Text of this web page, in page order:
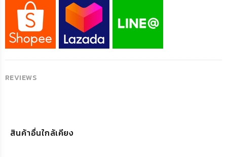
REVIEWS
สินค้าอื่นใกล้เคียง